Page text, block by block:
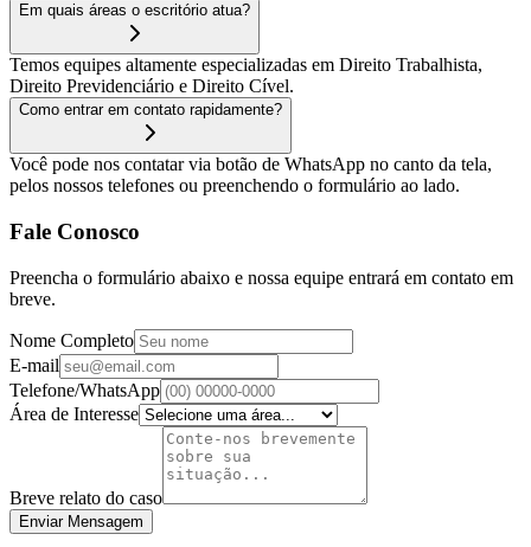
Em quais áreas o escritório atua?
Temos equipes altamente especializadas em Direito Trabalhista,
Direito Previdenciário e Direito Cível.
Como entrar em contato rapidamente?
Você pode nos contatar via botão de WhatsApp no canto da tela,
pelos nossos telefones ou preenchendo o formulário ao lado.
Fale Conosco
Preencha o formulário abaixo e nossa equipe entrará em contato em
breve.
Nome Completo
E-mail
Telefone/WhatsApp
Área de Interesse
Breve relato do caso
Enviar Mensagem